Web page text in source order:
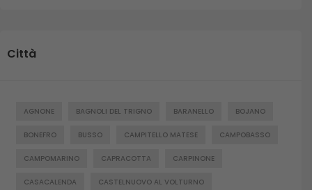
Città
AGNONE BAGNOLI DEL TRIGNO BARANELLO BOJANO
BONEFRO BUSSO CAMPITELLO MATESE CAMPOBASSO
CAMPOMARINO CAPRACOTTA CARPINONE
CASACALENDA CASTELNUOVO AL VOLTURNO